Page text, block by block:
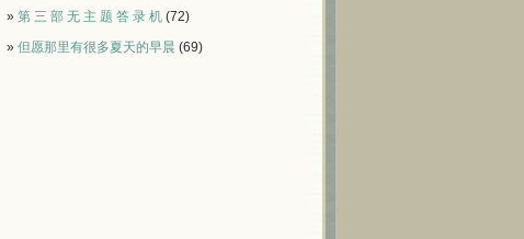
» 第 三 部 无 主 题 答 录 机 (72)
» 但愿那里有很多夏天的早晨 (69)